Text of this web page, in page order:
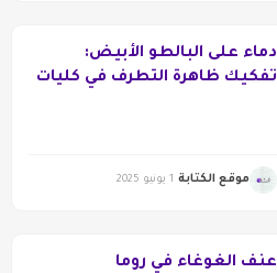
دماء على البالطو الأبيض:
تفكيك ظاهرة التطرف في كليات
موقع الكتابة 1 يونيو 2025
عنف الغوغاء في روما